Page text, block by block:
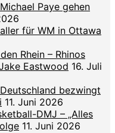
Paye gehen
für WM in Ottawa
Rhein – Rhinos
Eastwood 16. Juli
bezwingt
11. Juni 2026
DMJ – „Alles
11. Juni 2026